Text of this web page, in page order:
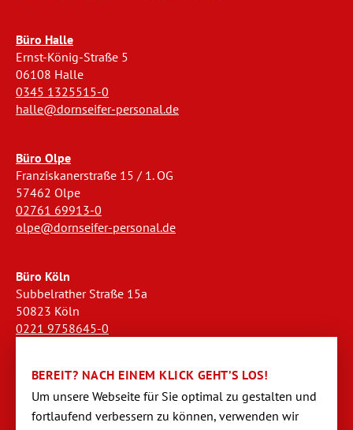
Büro Halle
Ernst-König-Straße 5
06108 Halle
0345 1325515-0
halle@dornseifer-personal.de
Büro Olpe
Franziskanerstraße 15 / 1. OG
57462 Olpe
02761 69913-0
olpe@dornseifer-personal.de
Büro Köln
Subbelrather Straße 15a
50823 Köln
0221 9758645-0
Büro Stendal
Westwall 18
BEREIT? NACH EINEM KLICK GEHT’S LOS!
Um unsere Webseite für Sie optimal zu gestalten und
fortlaufend verbessern zu können, verwen­den wir